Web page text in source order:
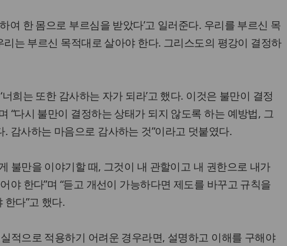
여 한 몸으로 부르심을 받았다’고 일러준다. 우리를 부르신 목
리는 부르신 목적대로 살아야 한다. 그리스도의 평강이 결정하
희는 또한 감사하는 자가 되라’고 했다. 이것은 불만이 결정
“다시 불만이 결정하는 상태가 되지 않도록 하는 예방법, 그
감사하는 마음으로 감사하는 것”이라고 덧붙였다.
불만을 이야기할 때, 그것이 내 관할이고 내 권한으로 내가
야 한다”며 “듣고 개선이 가능하다면 제도를 바꾸고 규칙을
다”고 했다.
적으로 적용하기 어려운 경우라면, 설명하고 이해를 구해야